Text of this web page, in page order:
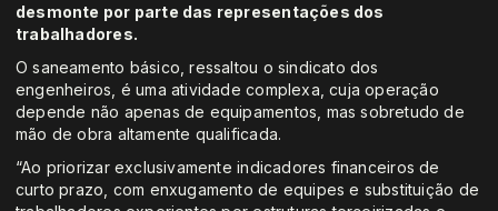
desmonte por parte das representações dos
trabalhadores.
O saneamento básico, ressaltou o sindicato dos
engenheiros, é uma atividade complexa, cuja operação
depende não apenas de equipamentos, mas sobretudo de
mão de obra altamente qualificada.
“Ao priorizar exclusivamente indicadores financeiros de
curto prazo, com enxugamento de equipes e substituição de